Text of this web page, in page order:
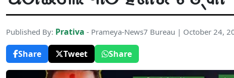
Published By: Prativa - Prameya-News7 Bureau | October 24,
Share
Tweet Share